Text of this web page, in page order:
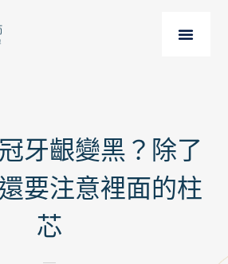
牙齦變黑？除了
要注意裡面的柱
芯